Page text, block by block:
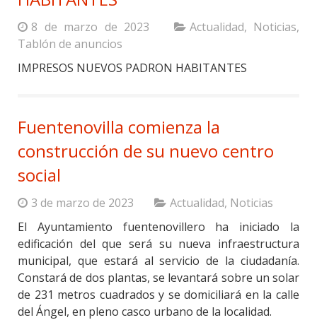
8 de marzo de 2023 Actualidad, Noticias,
Tablón de anuncios
IMPRESOS NUEVOS PADRON HABITANTES
Fuentenovilla comienza la
construcción de su nuevo centro
social
3 de marzo de 2023 Actualidad, Noticias
El Ayuntamiento fuentenovillero ha iniciado la
edificación del que será su nueva infraestructura
municipal, que estará al servicio de la ciudadanía.
Constará de dos plantas, se levantará sobre un solar
de 231 metros cuadrados y se domiciliará en la calle
del Ángel, en pleno casco urbano de la localidad.